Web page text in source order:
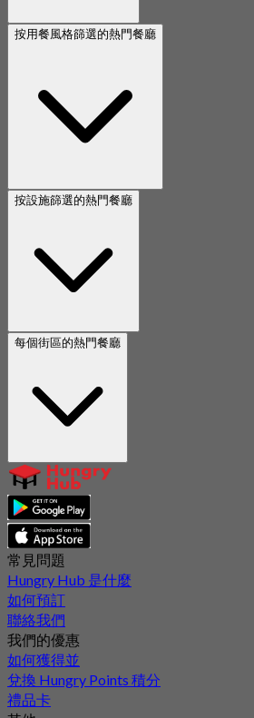
按用餐風格篩選的熱門餐廳
按設施篩選的熱門餐廳
每個街區的熱門餐廳
常見問題
Hungry Hub 是什麼
如何預訂
聯絡我們
我們的優惠
如何獲得並
兌換 Hungry Points 積分
禮品卡